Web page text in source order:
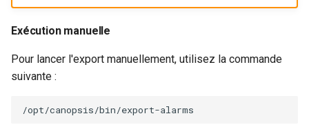
Exécution manuelle
Pour lancer l'export manuellement, utilisez la commande
suivante :